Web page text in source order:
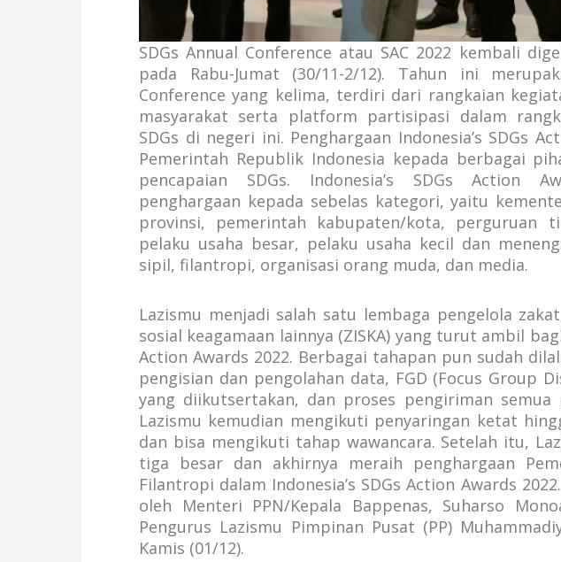
SDGs Annual Conference atau SAC 2022 kembali
pada Rabu-Jumat (30/11-2/12). Tahun ini
Conference yang kelima, terdiri dari rangkaian
masyarakat serta platform partisipasi dalam
SDGs di negeri ini. Penghargaan Indonesia’s SDGs
Pemerintah Republik Indonesia kepada berbagai
pencapaian SDGs. Indonesia’s SDGs Action
penghargaan kepada sebelas kategori, yaitu
provinsi, pemerintah kabupaten/kota, perguruan
pelaku usaha besar, pelaku usaha kecil dan
sipil, filantropi, organisasi orang muda, dan media.
Lazismu menjadi salah satu lembaga pengelola
sosial keagamaan lainnya (ZISKA) yang turut ambil
Action Awards 2022. Berbagai tahapan pun sudah
pengisian dan pengolahan data, FGD (Focus Group
yang diikutsertakan, dan proses pengiriman semua
Lazismu kemudian mengikuti penyaringan ketat
dan bisa mengikuti tahap wawancara. Setelah itu,
tiga besar dan akhirnya meraih penghargaan
Filantropi dalam Indonesia’s SDGs Action Awards
oleh Menteri PPN/Kepala Bappenas, Suharso
Pengurus Lazismu Pimpinan Pusat (PP)
Kamis (01/12).